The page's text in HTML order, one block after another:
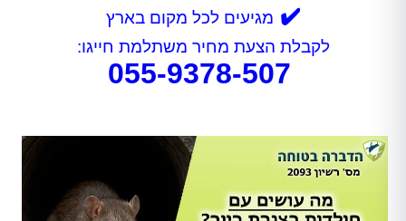
✔️ מגיעים לכל מקום בארץ
לקבלת הצעת מחיר משתלמת חייגו:
055-9378-507